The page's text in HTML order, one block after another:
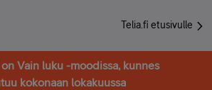
Telia.fi etusivulle
Vain luku -moodissa, kunnes
kokonaan lokakuussa